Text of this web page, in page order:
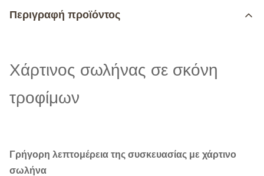
Περιγραφή προϊόντος
Χάρτινος σωλήνας σε σκόνη
τροφίμων
Γρήγορη λεπτομέρεια της συσκευασίας με χάρτινο
σωλήνα